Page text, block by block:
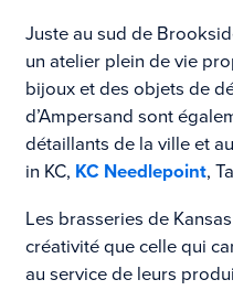
Juste au sud de
un atelier plein de vie
bijoux et des objets de
d’Ampersand sont
détaillants de la ville et
in KC, KC Needlepoint,
Les brasseries de
créativité que celle qui
au service de leurs